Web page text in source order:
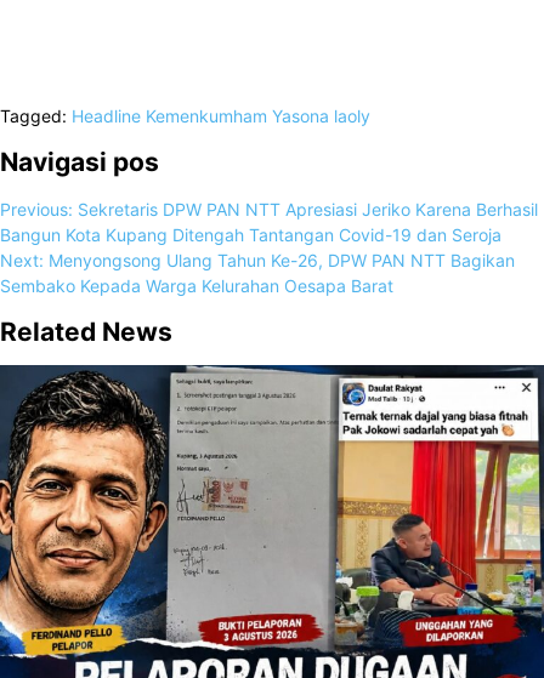
Tagged: Headline Kemenkumham Yasona laoly
Navigasi pos
Previous: Sekretaris DPW PAN NTT Apresiasi Jeriko Karena Berhasil
Bangun Kota Kupang Ditengah Tantangan Covid-19 dan Seroja
Next: Menyongsong Ulang Tahun Ke-26, DPW PAN NTT Bagikan
Sembako Kepada Warga Kelurahan Oesapa Barat
Related News